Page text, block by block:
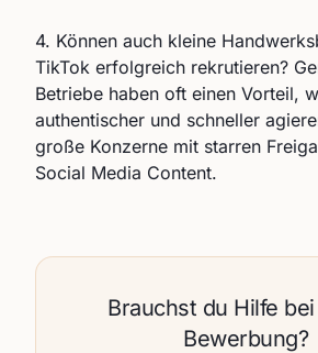
4. Können auch kleine
TikTok erfolgreich rekrutieren?
Betriebe haben oft einen Vorteil,
authentischer und schneller
große Konzerne mit starren
Social Media Content.
Brauchst du Hilfe
Bewerbung?